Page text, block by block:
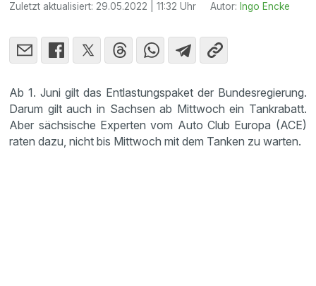
Zuletzt aktualisiert: 29.05.2022 | 11:32 Uhr Autor: Ingo Encke
Ab 1. Juni gilt das Entlastungspaket der Bundesregierung.
Darum gilt auch in Sachsen ab Mittwoch ein Tankrabatt.
Aber sächsische Experten vom Auto Club Europa (ACE)
raten dazu, nicht bis Mittwoch mit dem Tanken zu warten.